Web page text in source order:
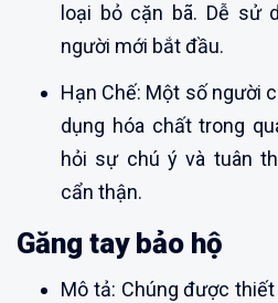
loại bỏ cặn bã. Dễ sử
người mới bắt đầu.
Hạn Chế: Một số người
dụng hóa chất trong
hỏi sự chú ý và tuân
cẩn thận.
Găng tay bảo hộ
Mô tả: Chúng được